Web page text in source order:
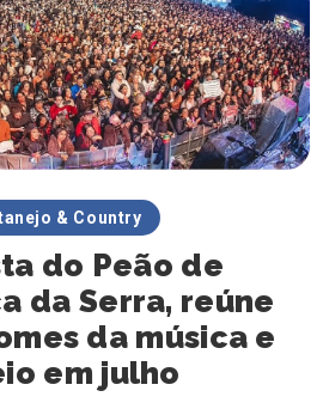
& Country
do Peão de
da Serra, reúne
da música e
em julho